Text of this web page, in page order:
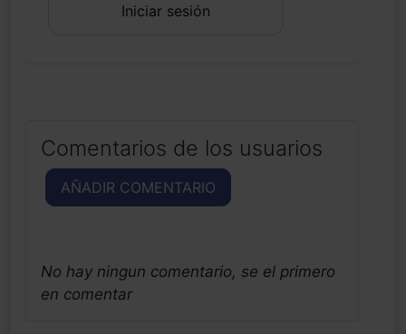
Iniciar sesión
Comentarios de los usuarios
AÑADIR COMENTARIO
No hay ningun comentario, se el primero
en comentar